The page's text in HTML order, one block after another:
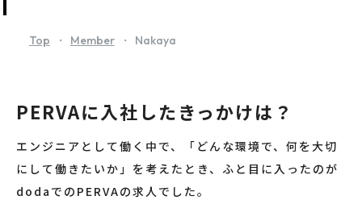
Top Member Nakaya
PERVAに入社したきっかけは？
エンジニアとして働く中で、「どんな環境で、何を大切
にして働きたいか」を考えたとき、ふと目に入ったのが
dodaでのPERVAの求人でした。